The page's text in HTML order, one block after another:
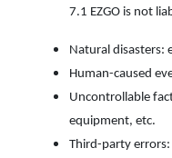
7.1 EZGO is not
Natural disasters:
Human-caused
Uncontrollable
equipment, etc.
Third-party errors: